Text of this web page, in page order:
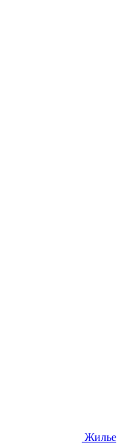
Жилье